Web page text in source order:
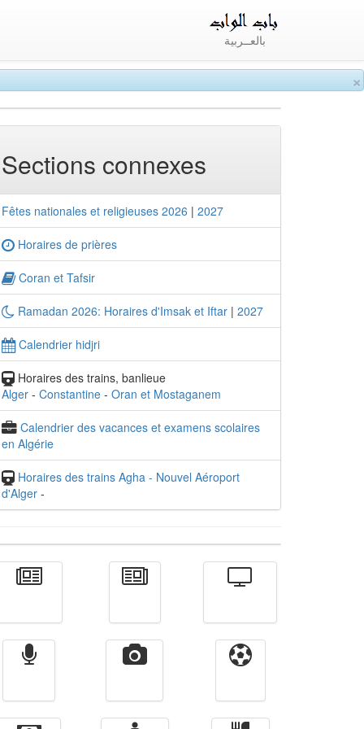
×
بالعــربية
Sections connexes
Fêtes nationales et religieuses 2026 | 2027
Horaires de prières
Coran et Tafsir
Ramadan 2026: Horaires d'Imsak et Iftar | 2027
Calendrier hidjri
Horaires des trains, banlieue
Alger - Constantine - Oran et Mostaganem
Calendrier des vacances et examens scolaires
en Algérie
Horaires des trains Agha - Nouvel Aéroport
d'Alger -